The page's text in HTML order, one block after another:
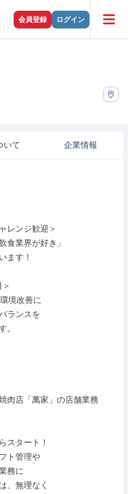
会員登録 ログイン
いて 企業情報
レンジ歓迎＞
食業界が好き」
ます！
境改善に
ランスを
。
肉店「萬家」の店舗業務
スタート！
ト管理や
務に
、無理なく